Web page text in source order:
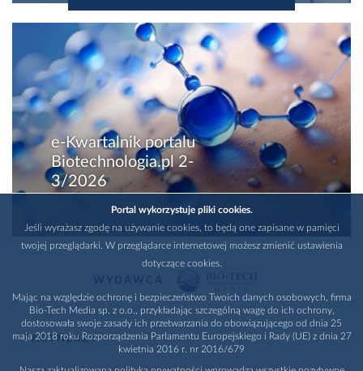
e-Kwartalnik portalu
Biotechnologia.pl 2-
3/2026
PARTNERZY
Portal wykorzystuje pliki cookies.
Jeśli wyrażasz zgodę na używanie cookies, to będą one zapisane w pamięci
twojej przeglądarki. W przeglądarce internetowej możesz zmienić ustawienia
dotyczące cookies.
Mając na względzie ochronę i bezpieczeństwo Twoich danych osobowych, firma
Bio-Tech Media sp. z o.o., przykładając szczególną wagę do ich ochrony,
dostosowała swoje zasady ich przetwarzania do obowiązującego od dnia 25
maja 2018 roku Rozporządzenia Parlamentu Europejskiego i Rady (UE) z dnia 27
kwietnia 2016 r. nr 2016/679